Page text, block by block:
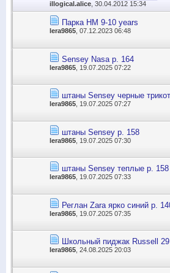
illogical.alice , 30.04.2012 15:34
Парка НМ 9-10 years
lera9865, 07.12.2023 06:48
Sensey Nasa р. 164
lera9865 , 19.07.2025 07:22
штаны Sensey черные
lera9865, 19.07.2025 07:27
штаны Sensey р. 158
lera9865 , 19.07.2025 07:30
штаны Sensey теплые р. 158
lera9865 , 19.07.2025 07:33
Реглан Zara ярко синий р.
lera9865 , 19.07.2025 07:35
Школьный пиджак Russell
lera9865 , 24.08.2025 20:03